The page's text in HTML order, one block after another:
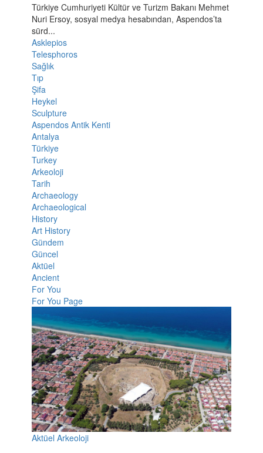
Türkiye Cumhuriyeti Kültür ve Turizm Bakanı Mehmet
Nuri Ersoy, sosyal medya hesabından, Aspendos’ta
sürd...
Asklepios
Telesphoros
Sağlık
Tıp
Şifa
Heykel
Sculpture
Aspendos Antik Kenti
Antalya
Türkiye
Turkey
Arkeoloji
Tarih
Archaeology
Archaeological
History
Art History
Gündem
Güncel
Aktüel
Ancient
For You
For You Page
Aktüel Arkeoloji